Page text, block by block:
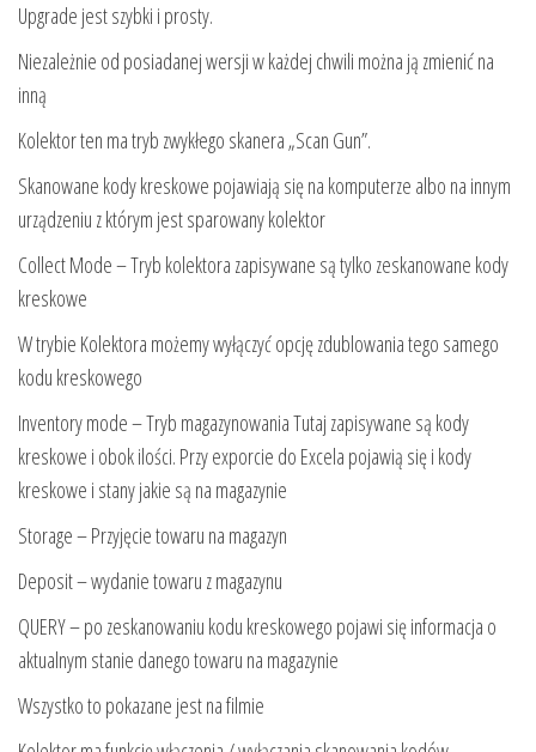
Upgrade jest szybki i prosty.
Niezależnie od posiadanej wersji w każdej chwili można ją zmienić na
inną
Kolektor ten ma tryb zwykłego skanera „Scan Gun”.
Skanowane kody kreskowe pojawiają się na komputerze albo na innym
urządzeniu z którym jest sparowany kolektor
Collect Mode – Tryb kolektora zapisywane są tylko zeskanowane kody
kreskowe
W trybie Kolektora możemy wyłączyć opcję zdublowania tego samego
kodu kreskowego
Inventory mode – Tryb magazynowania Tutaj zapisywane są kody
kreskowe i obok ilości. Przy exporcie do Excela pojawią się i kody
kreskowe i stany jakie są na magazynie
Storage – Przyjęcie towaru na magazyn
Deposit – wydanie towaru z magazynu
QUERY – po zeskanowaniu kodu kreskowego pojawi się informacja o
aktualnym stanie danego towaru na magazynie
Wszystko to pokazane jest na filmie